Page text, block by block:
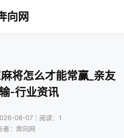
向网
将怎么才能常赢_亲友
-行业资讯
08-07｜阅读：1
者：奔向网